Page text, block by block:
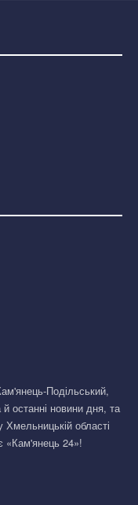
Подільський,
останні новини дня, та
області
«Кам'янець 24»!